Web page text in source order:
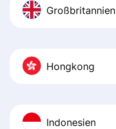
Großbritannien
Hongkong
Indonesien